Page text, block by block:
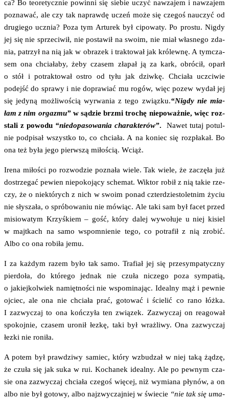
ca? Bo teo­re­tycz­nie powin­ni się sie­bie uczyć nawza­jem i nawza­jem
pozna­wać, ale czy tak napraw­dę uczeń może się cze­goś nauczyć od
dru­gie­go ucznia? Poza tym Artu­rek był cipo­wa­ty. Po pro­stu. Nigdy
jej się nie sprze­ci­wił, nie posta­wił na swo­im, nie miał wła­sne­go zda­
nia, patrzył na nią jak w obra­zek i trak­to­wał jak kró­lew­nę. A tym­cza­
sem ona chcia­ła­by, żeby cza­sem zła­pał ją za kark, obró­cił, oparł
o stół i potrak­to­wał ostro od tyłu jak dziw­kę. Chcia­ła uczci­wie
podejść do spra­wy i nie dopra­wiać mu rogów, więc pozew wydał jej
się jedy­ną moż­li­wo­ścią wyrwa­nia z tego związ­ku.“Nigdy nie mia­
łam z nim orga­zmu”w sądzie brzmi tro­chę nie­po­waż­nie, więc roz­
sta­li z powo­du “nie­do­pa­so­wa­nia cha­rak­te­rów”. Nawet tutaj potul­
nie pod­pi­sał wszyst­ko to, co chcia­ła. A na koniec się roz­pła­kał. Bo
ona też była jego pierw­szą miło­ścią. Wciąż.
Ire­na miło­ści po roz­wo­dzie pozna­ła wie­le. Tak wie­le, że zaczę­ła już
dostrze­gać pewien nie­po­ko­ją­cy sche­mat. Wik­tor robił z nią takie rze­
czy, że o nie­któ­rych z nich w swo­im ponad czter­dzie­sto­let­nim życiu
nie sły­sza­ła, o spró­bo­wa­niu nie mówiąc. Ale taki sam był facet przed
misio­wa­tym Krzyś­kiem – gość, któ­ry dalej wywo­łu­je u niej kisiel
w majt­kach na samo wspo­mnie­nie tego, co potra­fił z nią zro­bić.
Albo co ona robi­ła jemu.
I za każ­dym razem było tak samo. Tra­fiał jej się prze­sym­pa­tycz­ny
pier­do­ła, do któ­re­go jed­nak nie czu­ła nicze­go poza sym­pa­tią,
o jakiej­kol­wiek namięt­no­ści nie wspo­mi­na­jąc. Ide­al­ny mąż i pew­nie
ojciec, ale ona nie chcia­ła prać, goto­wać i ście­lić co rano łóż­ka.
I zazwy­czaj to ona koń­czy­ła ten zwią­zek. Zazwy­czaj on reago­wał
spo­koj­nie, cza­sem uro­nił łez­kę, taki był wraż­li­wy. Ona zazwy­czaj
łez­ki nie roniła.
A potem był praw­dzi­wy samiec, któ­ry wzbu­dzał w niej taką żądzę,
że czu­ła się jak suka w rui. Kocha­nek ide­al­ny. Ale po pew­nym cza­
sie ona zazwy­czaj chcia­ła cze­goś wię­cej, niż wymia­na pły­nów, a on
albo nie był goto­wy, albo naj­zwy­czaj­niej w świe­cie “nie tak się uma­